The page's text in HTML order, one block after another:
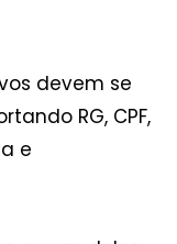
devem se
RG, CPF,
e